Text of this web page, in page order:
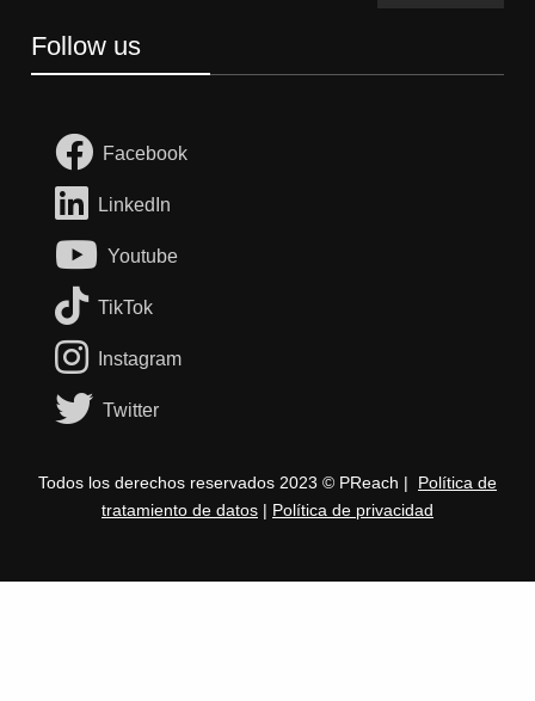
Follow us
Facebook
LinkedIn
Youtube
TikTok
Instagram
Twitter
Todos los derechos reservados 2023 © PReach | Política de
tratamiento de datos | Política de privacidad